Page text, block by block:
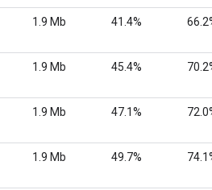
1.9 Mb 41.4%
1.9 Mb 45.4%
1.9 Mb 47.1%
1.9 Mb 49.7%